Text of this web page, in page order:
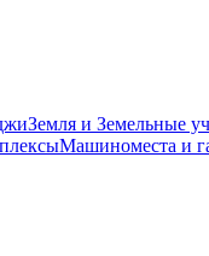
Земля и Земельные
Машиноместа и